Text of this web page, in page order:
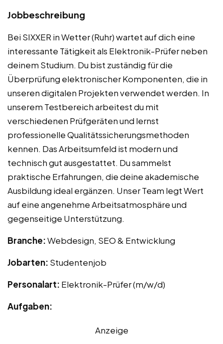
Jobbeschreibung
Bei SIXXER in Wetter (Ruhr) wartet auf dich eine
interessante Tätigkeit als Elektronik-Prüfer neben
deinem Studium. Du bist zuständig für die
Überprüfung elektronischer Komponenten, die in
unseren digitalen Projekten verwendet werden. In
unserem Testbereich arbeitest du mit
verschiedenen Prüfgeräten und lernst
professionelle Qualitätssicherungsmethoden
kennen. Das Arbeitsumfeld ist modern und
technisch gut ausgestattet. Du sammelst
praktische Erfahrungen, die deine akademische
Ausbildung ideal ergänzen. Unser Team legt Wert
auf eine angenehme Arbeitsatmosphäre und
gegenseitige Unterstützung.
Branche:Webdesign, SEO & Entwicklung
Jobarten: Studentenjob
Personalart: Elektronik-Prüfer (m/w/d)
Aufgaben:
Anzeige